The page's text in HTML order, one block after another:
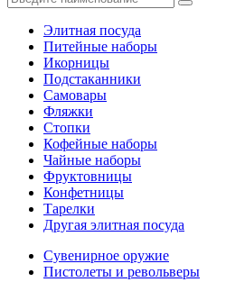
Элитная посуда
Питейные наборы
Икорницы
Подстаканники
Самовары
Фляжки
Стопки
Кофейные наборы
Чайные наборы
Фруктовницы
Конфетницы
Тарелки
Другая элитная посуда
Сувенирное оружие
Пистолеты и револьверы